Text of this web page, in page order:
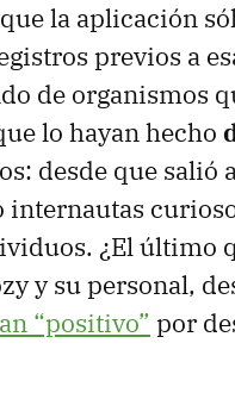
la aplicación
previos a
de organismos
lo hayan hecho
desde que salió
¿El último
y su personal,
“positivo” por